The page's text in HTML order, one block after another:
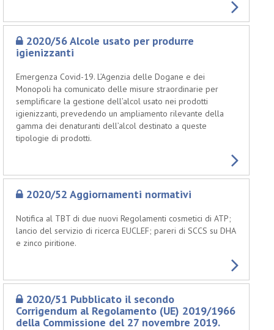
2020/56 Alcole usato per produrre
igienizzanti
Emergenza Covid-19. L’Agenzia delle Dogane e dei
Monopoli ha comunicato delle misure straordinarie per
semplificare la gestione dell’alcol usato nei prodotti
igienizzanti, prevedendo un ampliamento rilevante della
gamma dei denaturanti dell’alcol destinato a queste
tipologie di prodotti.
2020/52 Aggiornamenti normativi
Notifica al TBT di due nuovi Regolamenti cosmetici di ATP;
lancio del servizio di ricerca EUCLEF; pareri di SCCS su DHA
e zinco piritione.
2020/51 Pubblicato il secondo
Corrigendum al Regolamento (UE) 2019/1966
della Commissione del 27 novembre 2019.